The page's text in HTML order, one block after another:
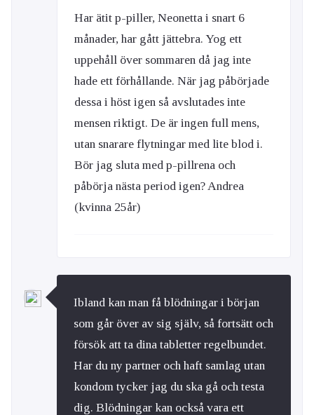
Har ätit p-piller, Neonetta i snart 6
månader, har gått jättebra. Yog ett
uppehåll över sommaren då jag inte
hade ett förhållande. När jag påbörjade
dessa i höst igen så avslutades inte
mensen riktigt. De är ingen full mens,
utan snarare flytningar med lite blod i.
Bör jag sluta med p-pillrena och
påbörja nästa period igen? Andrea
(kvinna 25år)
Ibland kan man få blödningar i början
som går över av sig själv, så fortsätt och
försök att ta dina tabletter regelbundet.
Har du ny partner och haft samlag utan
kondom tycker jag du ska gå och testa
dig. Blödningar kan också vara ett